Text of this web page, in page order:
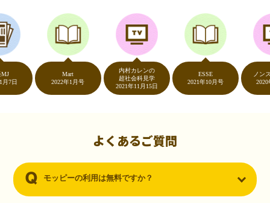
友達に勧められてモッピーをはじめました。空いた時間にスマホで買
い物をすることが多いのですが、モッピーを経由するだけでショップ
のポイントとモッピーのポイントが二重で貯まることを知り、ビック
リ…！いつものネットショッピングをモッピーを経由するだけでポイ
ントが貯まるなんて…もっと早く教えてほしかった～！貯まったポイ
ントはギフト券に交換して、プチ贅沢を楽しんでます♪
（30代・男性）
ーを知りました。クレジットカードを発行するだけでポイントが貯ま
るならと無料登録して、クレジットカードの発行やアプリダウンロー
2022年1月号
内村カレンの
超社会科見学
2021年11月15日
2021年10月号
ノンストッ
2020年5月7
よくあるご質問
モッピーの利用は無料ですか？